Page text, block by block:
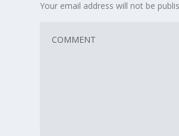
Your email address will not be